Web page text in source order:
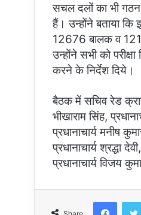
सचल दलों का भी
हैं। उन्होंने बताया कि
12676 बालक व
उन्होंने सभी को
करने के निर्देश दिये।
बैठक में सचिव रेड क्रास
भीखाराम सिंह,
प्रधानाचार्य मनीष
प्रधानाचार्य श्रद्धा
प्रधानाचार्य विजय